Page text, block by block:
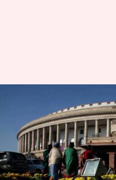
बजट सत्र: 5-5
के सेशन;
बंद
लेखन प्रमोद कुमार Jan 20, 2021